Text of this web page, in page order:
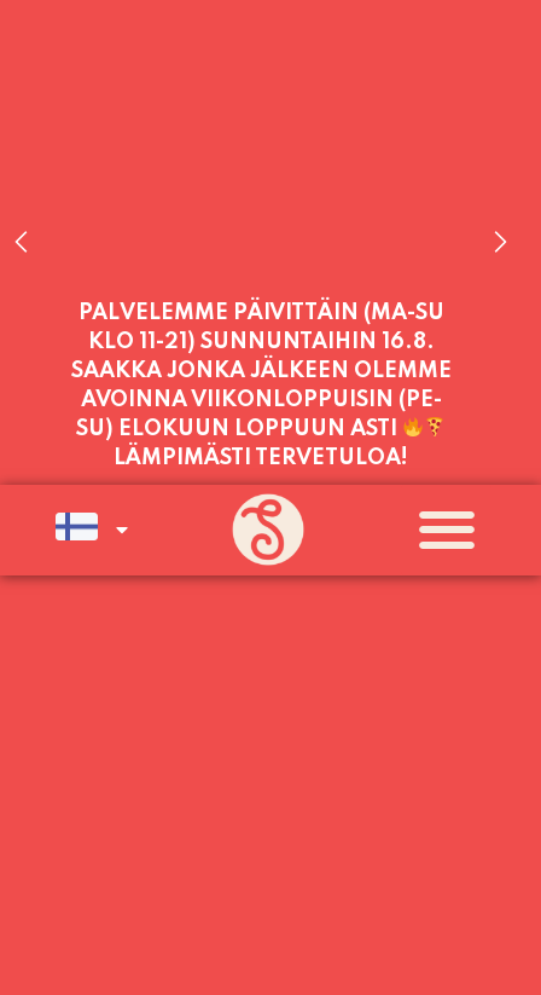
PALVELEMME TÄNÄÄN:
PERJANTAI11:00 - 21:00
PALVELEMME PÄIVITTÄIN (MA-SU
KLO 11-21) SUNNUNTAIHIN 16.8.
SAAKKA JONKA JÄLKEEN OLEMME
AVOINNA VIIKONLOPPUISIN (PE-
SU) ELOKUUN LOPPUUN ASTI
LÄMPIMÄSTI TERVETULOA!